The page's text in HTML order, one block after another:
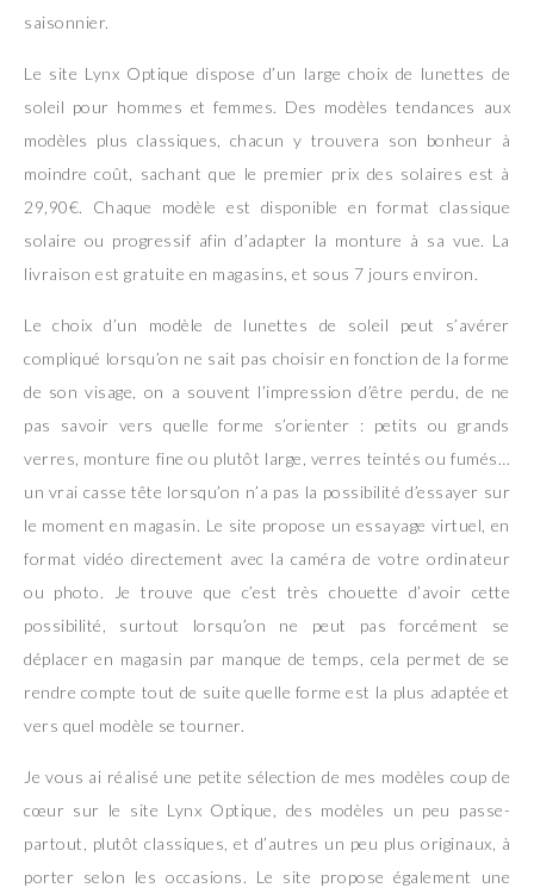
saisonnier.
Le site Lynx Optique dispose d’un large choix de lunettes de
soleil pour hommes et femmes. Des modèles tendances aux
modèles plus classiques, chacun y trouvera son bonheur à
moindre coût, sachant que le premier prix des solaires est à
29,90€. Chaque modèle est disponible en format classique
solaire ou progressif afin d’adapter la monture à sa vue. La
livraison est gratuite en magasins, et sous 7 jours environ.
Le choix d’un modèle de lunettes de soleil peut s’avérer
compliqué lorsqu’on ne sait pas choisir en fonction de la forme
de son visage, on a souvent l’impression d’être perdu, de ne
pas savoir vers quelle forme s’orienter : petits ou grands
verres, monture fine ou plutôt large, verres teintés ou fumés…
un vrai casse tête lorsqu’on n’a pas la possibilité d’essayer sur
le moment en magasin. Le site propose un essayage virtuel, en
format vidéo directement avec la caméra de votre ordinateur
ou photo. Je trouve que c’est très chouette d’avoir cette
possibilité, surtout lorsqu’on ne peut pas forcément se
déplacer en magasin par manque de temps, cela permet de se
rendre compte tout de suite quelle forme est la plus adaptée et
vers quel modèle se tourner.
Je vous ai réalisé une petite sélection de mes modèles coup de
cœur sur le site Lynx Optique, des modèles un peu passe-
partout, plutôt classiques, et d’autres un peu plus originaux, à
porter selon les occasions. Le site propose également une